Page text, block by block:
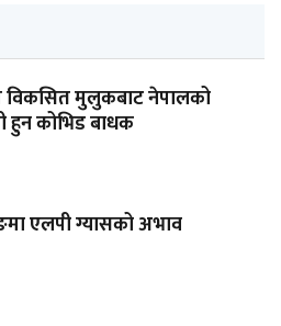
मुलुकबाट नेपालको
हुन कोभिड बाधक
एलपी ग्यासको अभाव